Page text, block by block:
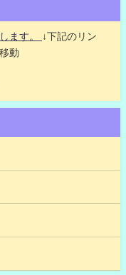
ます。
↓下記のリン
動